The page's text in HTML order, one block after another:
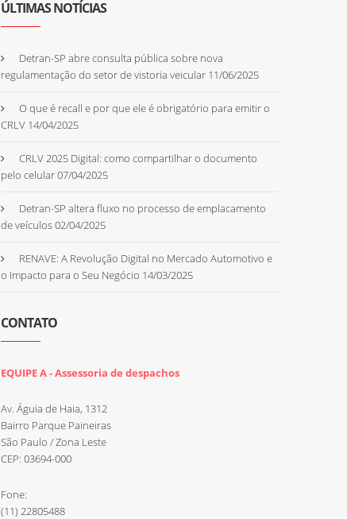
ÚLTIMAS NOTÍCIAS
Detran-SP abre consulta pública sobre nova
regulamentação do setor de vistoria veicular 11/06/2025
O que é recall e por que ele é obrigatório para emitir o
CRLV 14/04/2025
CRLV 2025 Digital: como compartilhar o documento
pelo celular07/04/2025
Detran-SP altera fluxo no processo de emplacamento
de veículos02/04/2025
RENAVE: A Revolução Digital no Mercado Automotivo e
o Impacto para o Seu Negócio 14/03/2025
CONTATO
EQUIPE A - Assessoria de despachos
Av. Águia de Haia, 1312
Bairro Parque Paineiras
São Paulo / Zona Leste
CEP: 03694-000
Fone:
(11) 22805488